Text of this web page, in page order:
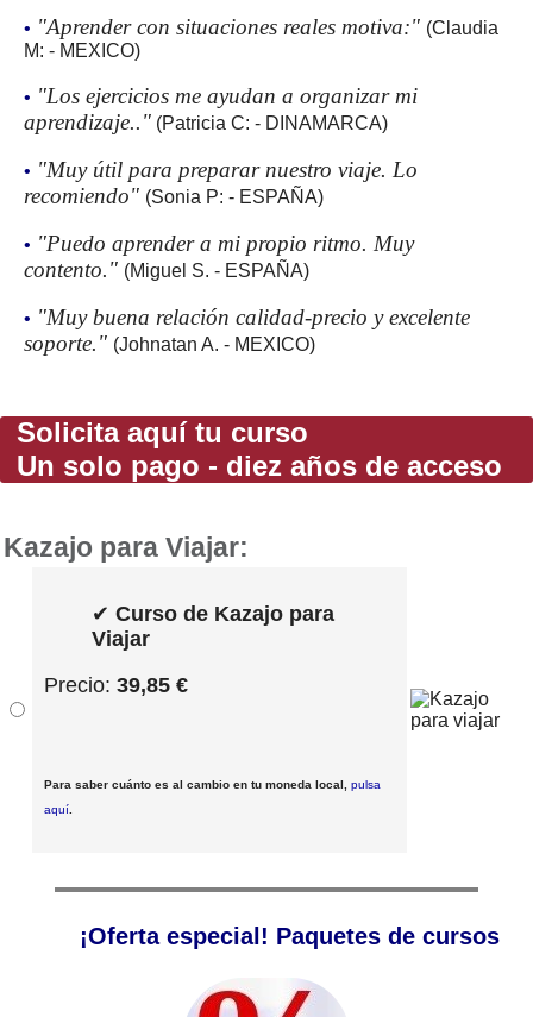
• "Aprender con situaciones reales motiva:" (Claudia
M: - MEXICO)
• "Los ejercicios me ayudan a organizar mi
aprendizaje.." (Patricia C: - DINAMARCA)
• "Muy útil para preparar nuestro viaje. Lo
recomiendo" (Sonia P: - ESPAÑA)
• "Puedo aprender a mi propio ritmo. Muy
contento." (Miguel S. - ESPAÑA)
• "Muy buena relación calidad-precio y excelente
soporte." (Johnatan A. - MEXICO)
Solicita aquí tu curso
Un solo pago - diez años de acceso
Kazajo para Viajar:
✔ Curso de Kazajo para
Viajar
Precio: 39,85 €
Para saber cuánto es al cambio en tu moneda local, pulsa
aquí
¡Oferta especial! Paquetes de cursos